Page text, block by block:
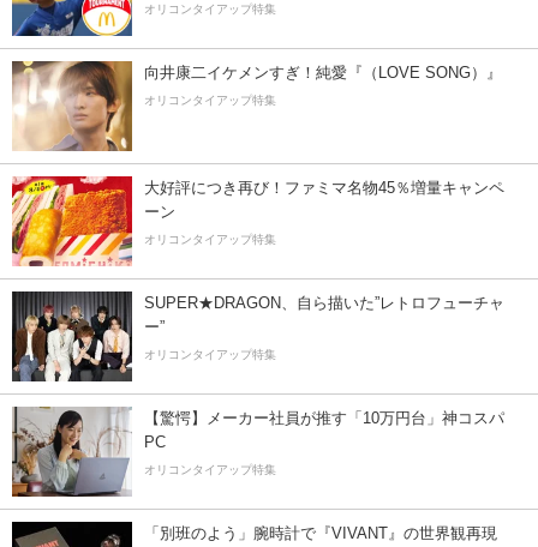
オリコンタイアップ特集
向井康二イケメンすぎ！純愛『（LOVE SONG）』
オリコンタイアップ特集
大好評につき再び！ファミマ名物45％増量キャンペ
ーン
オリコンタイアップ特集
SUPER★DRAGON、自ら描いた”レトロフューチャ
ー”
オリコンタイアップ特集
【驚愕】メーカー社員が推す「10万円台」神コスパ
PC
オリコンタイアップ特集
「別班のよう」腕時計で『VIVANT』の世界観再現